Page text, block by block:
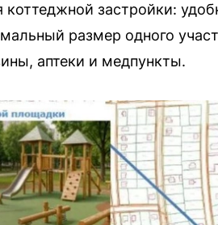
коттеджной застройки:
размер одного
аптеки и медпункты.